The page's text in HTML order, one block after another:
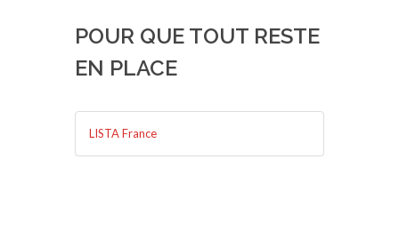
POUR QUE TOUT RESTE
EN PLACE
LISTA France